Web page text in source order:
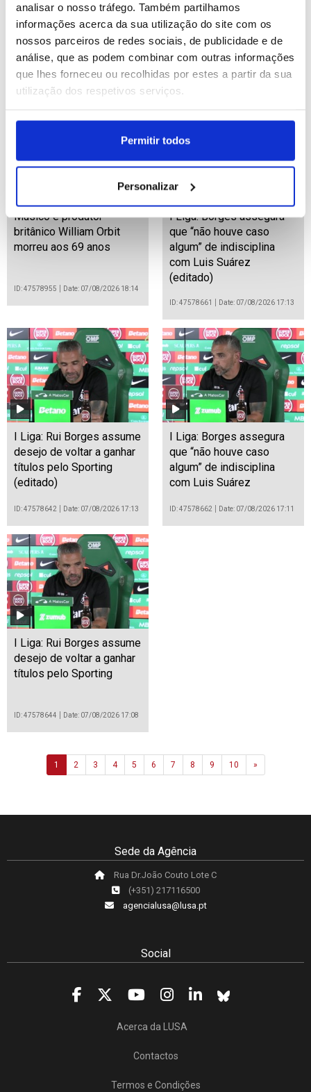
analisar o nosso tráfego. Também partilhamos
informações acerca da sua utilização do site com os
nossos parceiros de redes sociais, de publicidade e de
análise, que as podem combinar com outras informações
que lhes forneceu ou recolhidas por estes a partir da sua
utilização dos respetivos serviços.
Permitir todos
Personalizar
Vítmas de 'nudes' criadas
com IA obrigadas a mudar
de escola para escapar
ao 'bullying' (editado)
ID: 47578656
Tribunal suspende
construção de salão de
baile de Trump e exige
aprovação do Congresso
ID: 47579253 Date: 07/08/2026 19:23
Músico e produtor
britânico William Orbit
morreu aos 69 anos
ID: 47578955 Date: 07/08/2026 18:14
I Liga: Borges assegura
que “não houve caso
algum” de indisciplina
com Luis Suárez
(editado)
ID: 47578661 Date: 07/08/2026 17:13
I Liga: Rui Borges assume
desejo de voltar a ganhar
títulos pelo Sporting
(editado)
ID: 47578642 Date: 07/08/2026 17:13
I Liga: Borges assegura
que “não houve caso
algum” de indisciplina
com Luis Suárez
ID: 47578662 Date: 07/08/2026 17:11
I Liga: Rui Borges assume
desejo de voltar a ganhar
títulos pelo Sporting
ID: 47578644 Date: 07/08/2026 17:08
1 2 3 4 5 6 7 8 9 10 »Next
Sede da Agência
Rua Dr.João Couto Lote C
(+351) 217116500
agencialusa@lusa.pt
Social
Acerca da LUSA
Contactos
Termos e Condições